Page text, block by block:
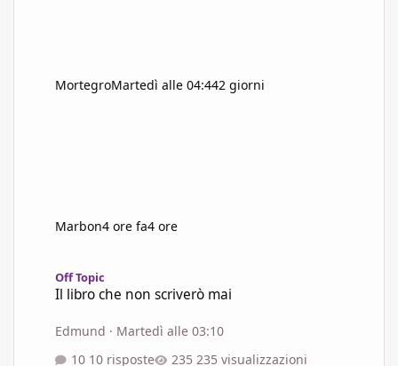
MortegroMartedì alle 04:442 giorni
Marbon4 ore fa4 ore
Off Topic
Il libro che non scriverò mai
Edmund · Martedì alle 03:10
10 risposte
235 visualizzazioni